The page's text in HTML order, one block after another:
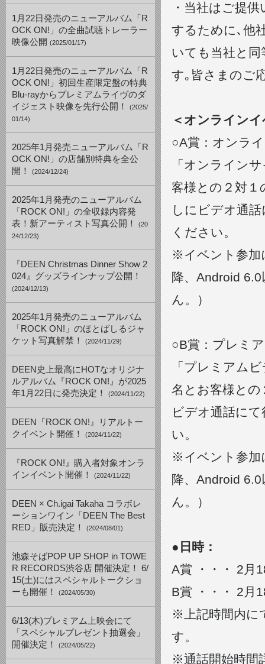
1月22日発売のニューアルバム「R
OCK ON!」の全曲試聴トレーラー
映像公開 (2025/01/17)
1月22日発売のニューアルバム「R
OCK ON!」初回生産限定盤の特典
Blu-rayからプレミアムライヴのダ
イジェスト映像を先行公開！
(2025/
01/14)
2025年1月発売ニューアルバム「R
OCK ON!」の店舗別特典を全公
開！
(2024/12/24)
2025年1月発売のニューアルバム
「ROCK ON!」の全収録内容発
表！新アーティスト写真公開！
(20
24/12/23)
『DEEN Christmas Dinner Show 2
024』グッズラインナップ公開！
(2024/12/13)
2025年1月発売のニューアルバム
「ROCK ON!」のほとばしるジャ
ケット写真解禁！
(2024/11/29)
DEEN史上最高にHOTなオリジナ
ルアルバム『ROCK ON!』が2025
年1月22日に発売決定！
(2024/11/22)
DEEN『ROCK ON!』リアルトー
クイベント開催！
(2024/11/22)
『ROCK ON!』購入者対象オンラ
インイベント開催！
(2024/11/22)
DEEN × Ch.igai Takaha コラボレ
ーションワイン「DEEN The Best
RED」販売決定！
(2024/08/01)
池森そばPOP UP SHOP in TOWE
R RECORDS渋谷店 開催決定！ 6/
15(土)にはスペシャルトークショ
ーも開催！
(2024/05/30)
6/13(木)プレミアム上映会にて
「スペシャルプレゼント抽選会」
開催決定！
(2024/05/22)
・当社はご提
するために､他
いても当社と
す｡皆さまのご
＜オンライン
○A賞：オンラ
「オンライン
客様との２対
しにビデオ通
ください。
※イベント参加
降、Android
ん。）
○B賞：プレミ
「プレミアム
名とお客様と
ビデオ通話に
い。
※イベント参加
降、Android
ん。）
●日時：
A賞 ・・・ 2月
B賞 ・・・ 2月
※上記時間内に
す。
※通話開始時間